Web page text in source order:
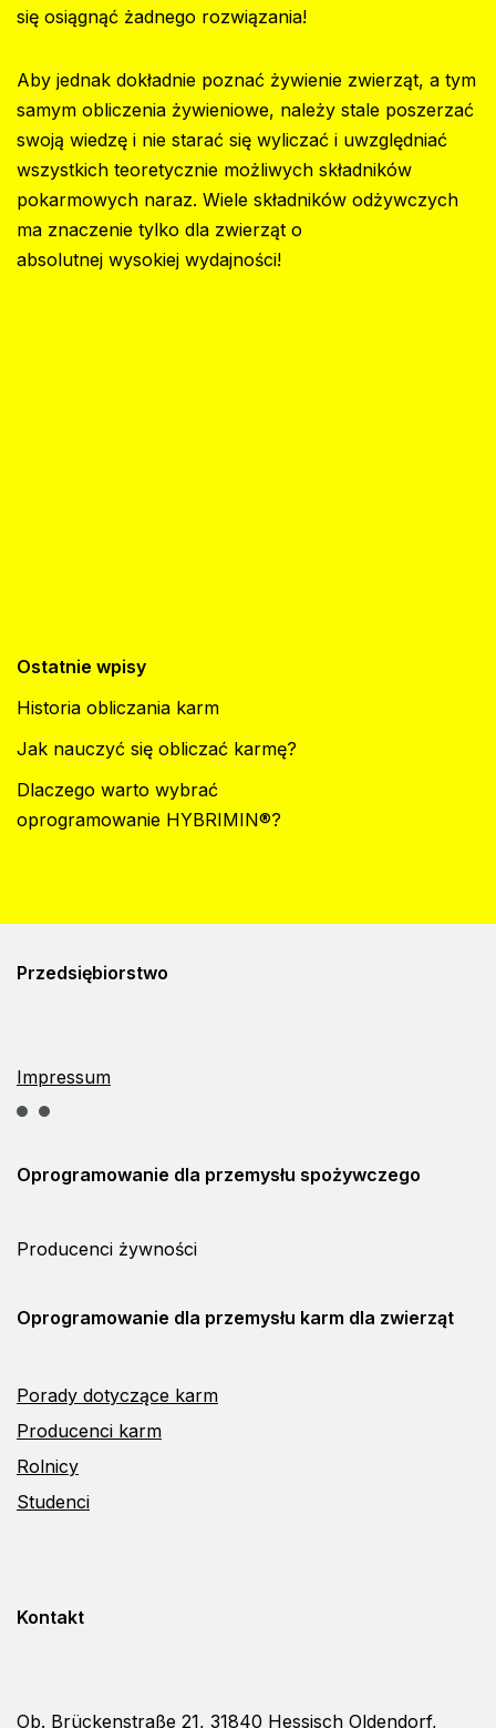
się osiągnąć żadnego rozwiązania!‍
Aby jednak dokładnie poznać żywienie zwierząt, a tym
samym obliczenia żywieniowe, należy stale poszerzać
swoją wiedzę i nie starać się wyliczać i uwzględniać
wszystkich teoretycznie możliwych składników
pokarmowych naraz. Wiele składników odżywczych
ma znaczenie tylko dla zwierząt o
absolutnej wysokiej wydajności!
Ostatnie wpisy
Historia obliczania karm
Jak nauczyć się obliczać karmę?
Dlaczego warto wybrać
oprogramowanie HYBRIMIN®?
Przedsiębiorstwo
Impressum
Oprogramowanie dla przemysłu spożywczego
Producenci żywności
Oprogramowanie dla przemysłu karm dla zwierząt
Porady dotyczące karm
Producenci karm
Rolnicy
Studenci
Kontakt
Ob. Brückenstraße 21, 31840 Hessisch Oldendorf,